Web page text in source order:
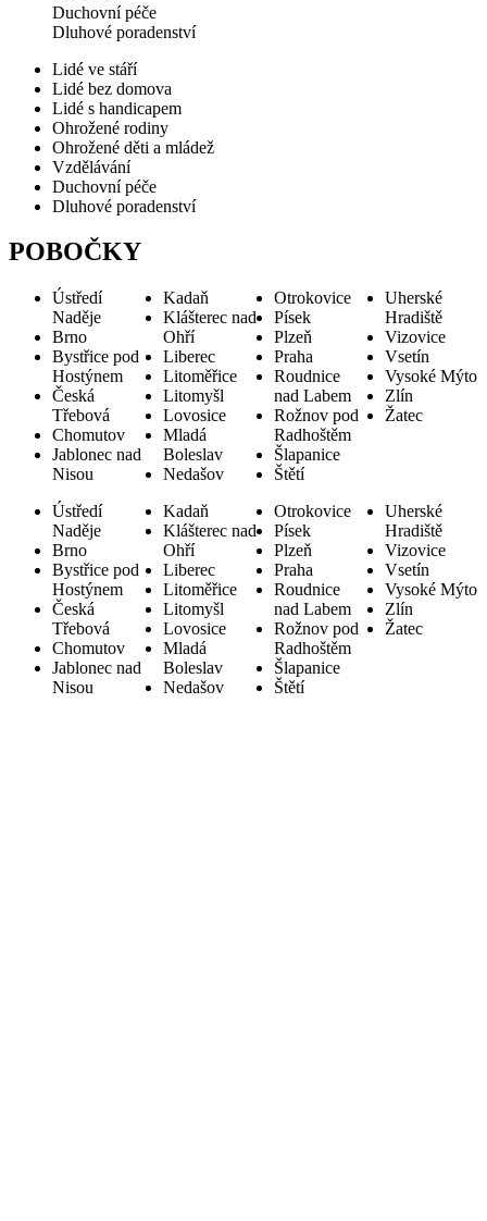
Duchovní péče
Dluhové poradenství
Lidé ve stáří
Lidé bez domova
Lidé s handicapem
Ohrožené rodiny
Ohrožené děti a mládež
Vzdělávání
Duchovní péče
Dluhové poradenství
POBOČKY
Ústředí
Naděje
Brno
Bystřice pod
Hostýnem
Česká
Třebová
Chomutov
Jablonec nad
Nisou
Kadaň
Klášterec nad
Ohří
Liberec
Litoměřice
Litomyšl
Lovosice
Mladá
Boleslav
Nedašov
Otrokovice
Písek
Plzeň
Praha
Roudnice
nad Labem
Rožnov pod
Radhoštěm
Šlapanice
Štětí
Uherské
Hradiště
Vizovice
Vsetín
Vysoké Mýto
Zlín
Žatec
Ústředí
Naděje
Brno
Bystřice pod
Hostýnem
Česká
Třebová
Chomutov
Jablonec nad
Nisou
Kadaň
Klášterec nad
Ohří
Liberec
Litoměřice
Litomyšl
Lovosice
Mladá
Boleslav
Nedašov
Otrokovice
Písek
Plzeň
Praha
Roudnice
nad Labem
Rožnov pod
Radhoštěm
Šlapanice
Štětí
Uherské
Hradiště
Vizovice
Vsetín
Vysoké Mýto
Zlín
Žatec